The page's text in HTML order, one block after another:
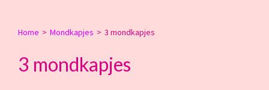
Home > Mondkapjes > 3 mondkapjes
3 mondkapjes